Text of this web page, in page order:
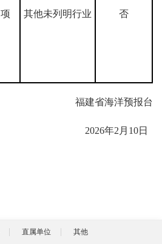
项 其他未列明行业 否
福建省海洋预报台
2026年2月10日
直属单位 其他